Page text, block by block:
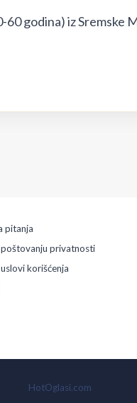
godina) iz Sremske
pitanja
poštovanju privatnosti
korišćenja
HotOglasi.com